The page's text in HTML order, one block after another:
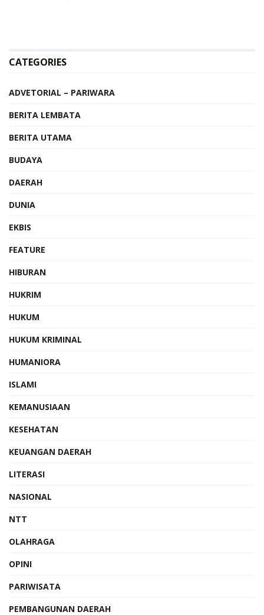
CATEGORIES
ADVETORIAL – PARIWARA
BERITA LEMBATA
BERITA UTAMA
BUDAYA
DAERAH
DUNIA
EKBIS
FEATURE
HIBURAN
HUKRIM
HUKUM
HUKUM KRIMINAL
HUMANIORA
ISLAMI
KEMANUSIAAN
KESEHATAN
KEUANGAN DAERAH
LITERASI
NASIONAL
NTT
OLAHRAGA
OPINI
PARIWISATA
PEMBANGUNAN DAERAH